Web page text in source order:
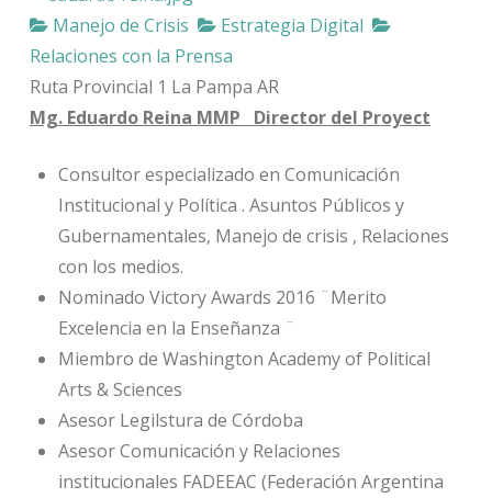
Manejo de Crisis
Estrategia Digital
Relaciones con la Prensa
Ruta Provincial 1 La Pampa AR
Mg. Eduardo Reina MMP Director del Proyect
Consultor especializado en Comunicación
Institucional y Política . Asuntos Públicos y
Gubernamentales, Manejo de crisis , Relaciones
con los medios.
Nominado Victory Awards 2016 ¨Merito
Excelencia en la Enseñanza ¨
Miembro de Washington Academy of Political
Arts & Sciences
Asesor Legilstura de Córdoba
Asesor Comunicación y Relaciones
institucionales FADEEAC (Federación Argentina